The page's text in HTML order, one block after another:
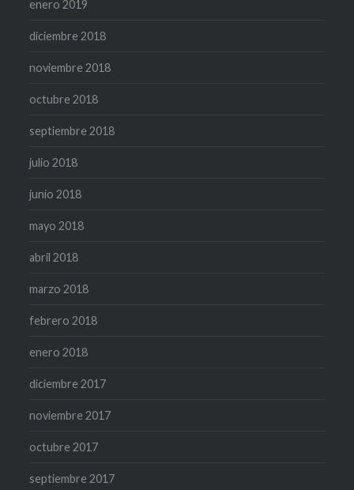
enero 2019
diciembre 2018
noviembre 2018
octubre 2018
septiembre 2018
julio 2018
junio 2018
mayo 2018
abril 2018
marzo 2018
febrero 2018
enero 2018
diciembre 2017
noviembre 2017
octubre 2017
septiembre 2017